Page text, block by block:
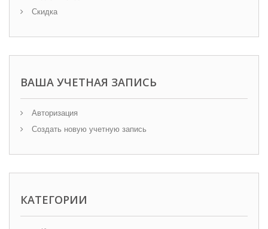
Скидка
ВАША УЧЕТНАЯ ЗАПИСЬ
Авторизация
Создать новую учетную запись
КАТЕГОРИИ